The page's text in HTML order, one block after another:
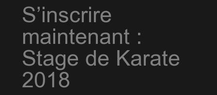
S’inscrire
maintenant :
Stage de Karate
2018